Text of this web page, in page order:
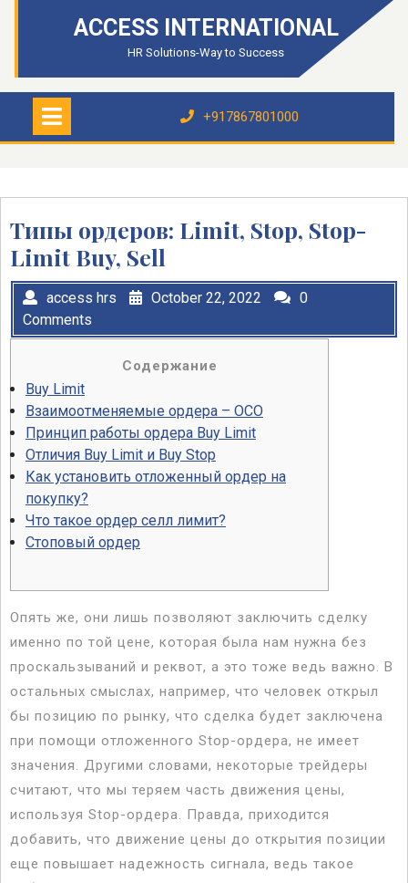
ACCESS INTERNATIONAL
HR Solutions-Way to Success
Open
+917867801000
Типы ордеров: Limit, Stop, Stop-
Limit Buy, Sell
access hrs October 22, 2022
0
Comments
Содержание
Buy Limit
Взаимоотменяемые ордера – ОСО
Принцип работы ордера Buy Limit
Отличия Buy Limit и Buy Stop
Как установить отложенный ордер на
покупку?
Что такое ордер селл лимит?
Стоповый ордер
Опять же, они лишь позволяют заключить сделку
именно по той цене, которая была нам нужна без
проскальзываний и реквот, а это тоже ведь важно. В
остальных смыслах, например, что человек открыл
бы позицию по рынку, что сделка будет заключена
при помощи отложенного Stop-ордера, не имеет
значения. Другими словами, некоторые трейдеры
считают, что мы теряем часть движения цены,
используя Stop-ордера. Правда, приходится
добавить, что движение цены до открытия позиции
еще повышает надежность сигнала, ведь такое